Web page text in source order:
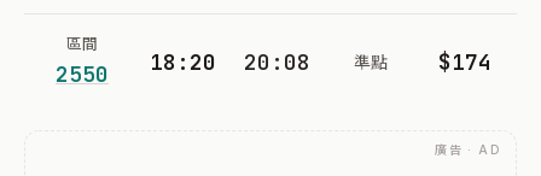
區間
2550 18:20 20:08 準點 $174
廣告 · AD